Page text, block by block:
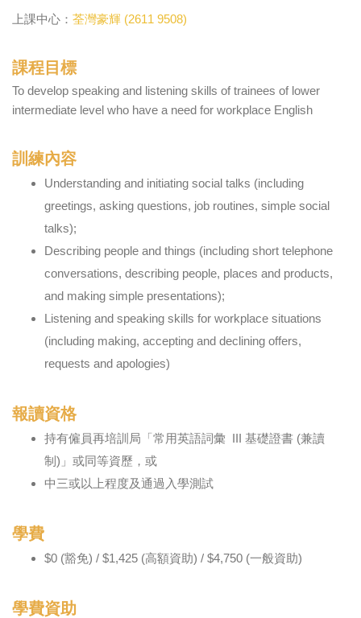
上課中心： 荃灣豪輝 (2611 9508)
課程目標
To develop speaking and listening skills of trainees of lower
intermediate level who have a need for workplace English
訓練內容
Understanding and initiating social talks (including
greetings, asking questions, job routines, simple social
talks);
Describing people and things (including short telephone
conversations, describing people, places and products,
and making simple presentations);
Listening and speaking skills for workplace situations
(including making, accepting and declining offers,
requests and apologies)
報讀資格
持有僱員再培訓局「常用英語詞彙 III 基礎證書 (兼讀
制)」或同等資歷，或
中三或以上程度及通過入學測試
學費
$0 (豁免) / $1,425 (高額資助) / $4,750 (一般資助)
學費資助